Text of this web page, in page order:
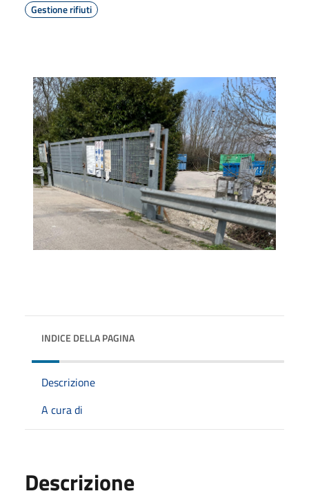
Gestione rifiuti
INDICE DELLA PAGINA
Descrizione
A cura di
Descrizione